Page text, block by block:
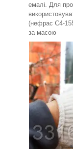
емалі. Для
(нефрас С4-
за масою